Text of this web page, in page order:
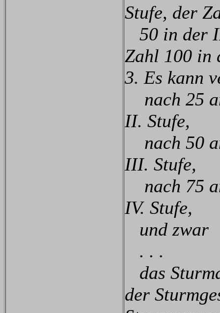
Stufe, der
50 in der
Zahl 100 in
3. Es kann
nach 25
II. Stufe,
nach 50
III. Stufe,
nach 75
IV. Stufe,
und zwar
. . .
das
der